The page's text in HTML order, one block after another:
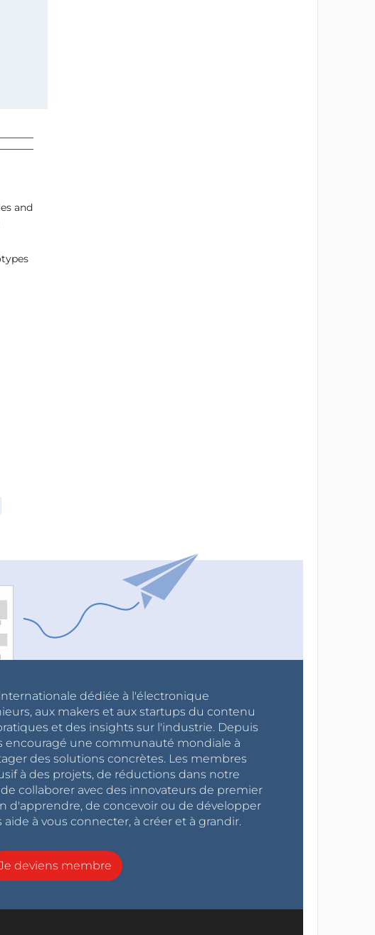
and
dédiée à l'électronique
aux makers et aux startups du contenu
et des insights sur l'industrie. Depuis
encouragé une communauté mondiale à
des solutions concrètes. Les membres
à des projets, de réductions dans notre
collaborer avec des innovateurs de premier
d'apprendre, de concevoir ou de développer
à vous connecter, à créer et à grandir.
deviens membre